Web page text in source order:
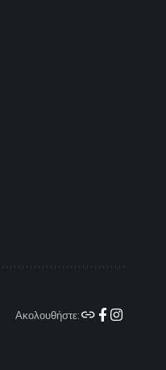
Ακολουθήστε: